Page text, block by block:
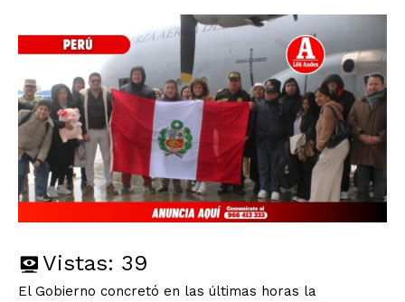
Vistas: 39
El Gobierno concretó en las últimas horas la